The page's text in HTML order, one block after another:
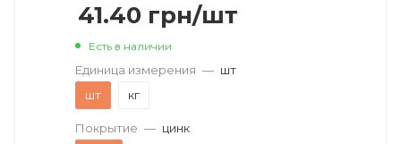
41.40 грн/шт
Есть в наличии
Единица измерения — шт
шт
кг
Покрытие — цинк